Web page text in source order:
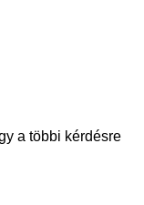
a többi kérdésre